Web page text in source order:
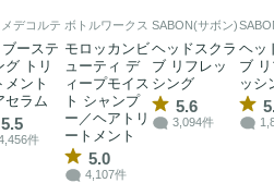
メデコルテ
ーステ
グ トリ
メント
セラム
5.5
件
ボトルワークス
モロッカンビ
ューティ デ
ィープモイス
ト シャンプ
ー／ヘアトリ
ートメント
5.0
4,107件
SABON(サボン)
ヘッドスクラ
ブ リフレッ
シング
5.6
3,094件
ヘッ
ブ
ッシ